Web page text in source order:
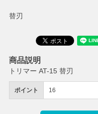
替刃
ポイント 16
商品説明
トリマー AT-15 替刃